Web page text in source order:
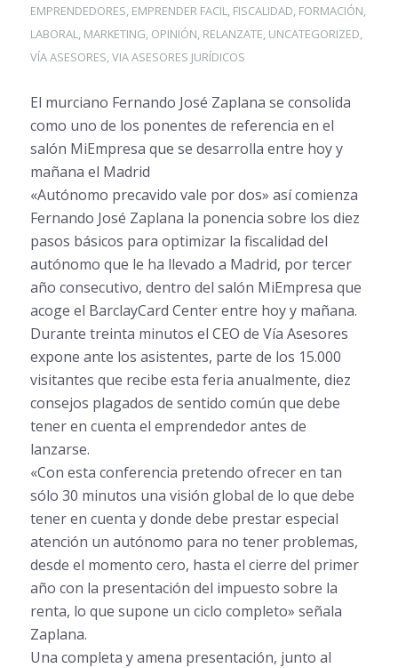
EMPRENDEDORES, EMPRENDER FACIL, FISCALIDAD, FORMACIÓN,
LABORAL, MARKETING, OPINIÓN, RELANZATE, UNCATEGORIZED,
VÍA ASESORES,VIA ASESORES JURÍDICOS
El murciano Fernando José Zaplana se consolida
como uno de los ponentes de referencia en el
salón MiEmpresa que se desarrolla entre hoy y
mañana el Madrid
«Autónomo precavido vale por dos» así comienza
Fernando José Zaplana la ponencia sobre los diez
pasos básicos para optimizar la fiscalidad del
autónomo que le ha llevado a Madrid, por tercer
año consecutivo, dentro del salón MiEmpresa que
acoge el BarclayCard Center entre hoy y mañana.
Durante treinta minutos el CEO de Vía Asesores
expone ante los asistentes, parte de los 15.000
visitantes que recibe esta feria anualmente, diez
consejos plagados de sentido común que debe
tener en cuenta el emprendedor antes de
lanzarse.
«Con esta conferencia pretendo ofrecer en tan
sólo 30 minutos una visión global de lo que debe
tener en cuenta y donde debe prestar especial
atención un autónomo para no tener problemas,
desde el momento cero, hasta el cierre del primer
año con la presentación del impuesto sobre la
renta, lo que supone un ciclo completo» señala
Zaplana.
Una completa y amena presentación, junto al